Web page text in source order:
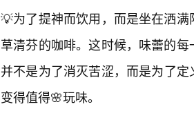
💡为了提神而饮用，而是坐在洒
草清芬的咖啡。这时候，味蕾的
并不是为了消灭苦涩，而是为了
变得值得🌸玩味。